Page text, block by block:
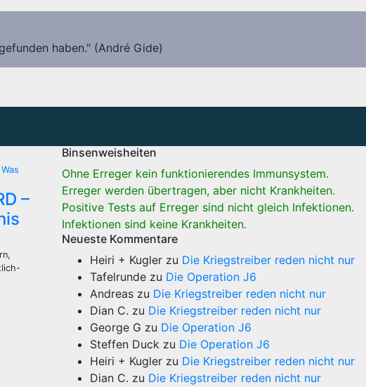
haben." (André Gide)
Was
–
Binsenweisheiten
Ohne Erreger kein funktionierendes Immunsystem.
Erreger werden übertragen, aber nicht Krankheiten.
Positive Tests auf Erreger sind nicht gleich Infektionen.
Infektionen sind keine Krankheiten.
Neueste Kommentare
Heiri + Kugler zu Die Kriegstreiber reden nicht nur
Tafelrunde zu Die Operation J6
Andreas zu Die Kriegstreiber reden nicht nur
Dian C. zu Die Kriegstreiber reden nicht nur
George G zu Die Operation J6
Steffen Duck zu Die Operation J6
Heiri + Kugler zu Die Kriegstreiber reden nicht nur
Dian C. zu Die Kriegstreiber reden nicht nur